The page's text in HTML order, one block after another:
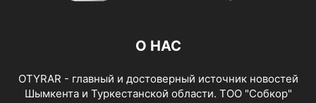
О НАС
OTYRAR - главный и достоверный источник новостей
Шымкента и Туркестанской области. ТОО "Собкор"